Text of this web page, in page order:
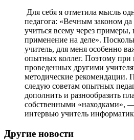
Для себя я отметила мысль
педагога: «Вечным законом да
учиться всему через примеры,
применение на деле».
учитель, для меня особенно
опытных коллег. Поэтому при
проведенных другими
методические рекомендации.
следую советам опытных
дополнить и разнообразить
собственными «находками»,
интервью учитель
Другие новости